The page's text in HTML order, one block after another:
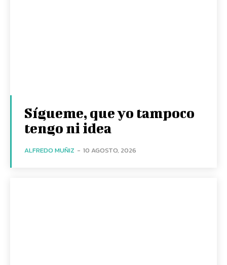
Sígueme, que yo tampoco
tengo ni idea
ALFREDO MUÑIZ - 10 AGOSTO, 2026